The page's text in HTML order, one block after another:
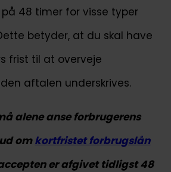
48 timer for visse typer
betyder, at du skal have
frist til at overveje
aftalen underskrives.
alene anse forbrugerens
omkortfristet forbrugslån
er afgivet tidligst 48